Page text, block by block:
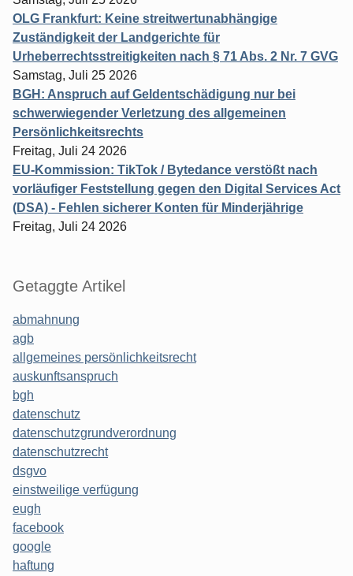
OLG Frankfurt: Keine streitwertunabhängige
Zuständigkeit der Landgerichte für
Urheberrechtsstreitigkeiten nach § 71 Abs. 2 Nr. 7 GVG
Samstag, Juli 25 2026
BGH: Anspruch auf Geldentschädigung nur bei
schwerwiegender Verletzung des allgemeinen
Persönlichkeitsrechts
Freitag, Juli 24 2026
EU-Kommission: TikTok / Bytedance verstößt nach
vorläufiger Feststellung gegen den Digital Services Act
(DSA) - Fehlen sicherer Konten für Minderjährige
Freitag, Juli 24 2026
Getaggte Artikel
abmahnung
agb
allgemeines persönlichkeitsrecht
auskunftsanspruch
bgh
datenschutz
datenschutzgrundverordnung
datenschutzrecht
dsgvo
einstweilige verfügung
eugh
facebook
google
haftung